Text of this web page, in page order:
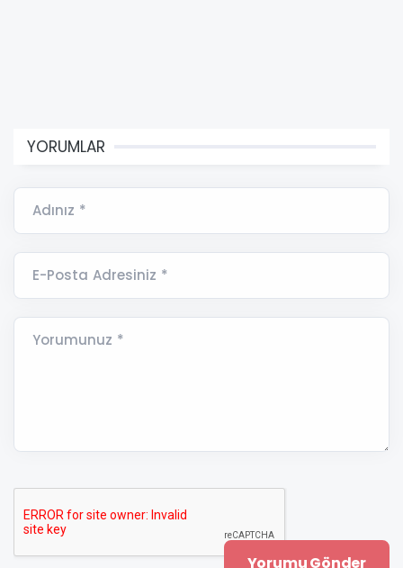
YORUMLAR
Adınız *
E-Posta Adresiniz *
Yorumunuz *